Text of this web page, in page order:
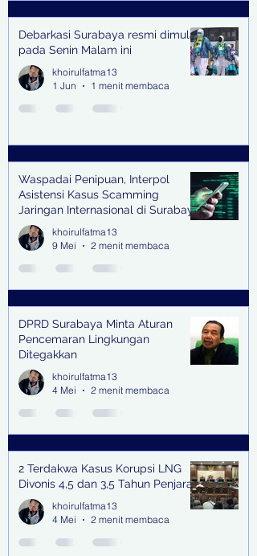
Debarkasi Surabaya resmi dimulai
pada Senin Malam ini
khoirulfatma13
1 Jun
1 menit membaca
Waspadai Penipuan, Interpol
Asistensi Kasus Scamming
Jaringan Internasional di Surabaya
khoirulfatma13
9 Mei
2 menit membaca
DPRD Surabaya Minta Aturan
Pencemaran Lingkungan
Ditegakkan
khoirulfatma13
4 Mei
2 menit membaca
2 Terdakwa Kasus Korupsi LNG
Divonis 4,5 dan 3,5 Tahun Penjara
khoirulfatma13
4 Mei
2 menit membaca